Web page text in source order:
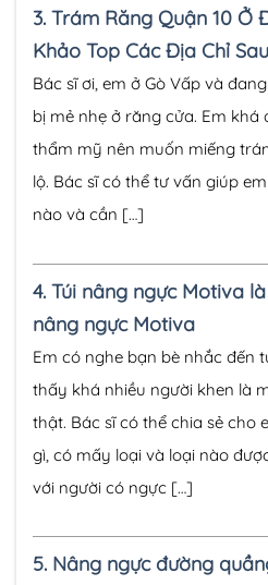
3. Trám Răng Quận 10 Ở
Khảo Top Các Địa Chỉ Sau
Bác sĩ ơi, em ở Gò Vấp và
bị mẻ nhẹ ở răng cửa. Em
thẩm mỹ nên muốn miếng
lộ. Bác sĩ có thể tư vấn giúp
nào và cần […]
4. Túi nâng ngực Motiva
nâng ngực Motiva
Em có nghe bạn bè nhắc đến
thấy khá nhiều người khen là
thật. Bác sĩ có thể chia sẻ cho
gì, có mấy loại và loại nào
với người có ngực […]
5. Nâng ngực đường